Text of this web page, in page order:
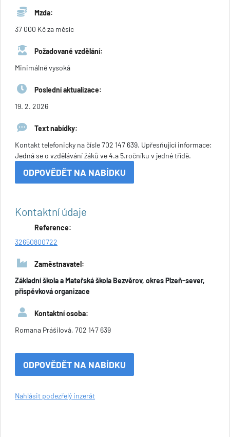
Mzda:
37 000 Kč za měsíc
Požadované vzdělání:
Minimálně vysoká
Poslední aktualizace:
19. 2. 2026
Text nabídky:
Kontakt telefonicky na čísle 702 147 639. Upřesňující informace:
Jedná se o vzdělávání žáků ve 4.a 5.ročníku v jedné třídě.
ODPOVĚDĚT NA NABÍDKU
Kontaktní údaje
Reference:
32650800722
Zaměstnavatel:
Základní škola a Mateřská škola Bezvěrov, okres Plzeň-sever,
příspěvková organizace
Kontaktní osoba:
Romana Prášilová, 702 147 639
ODPOVĚDĚT NA NABÍDKU
Nahlásit podezřelý inzerát